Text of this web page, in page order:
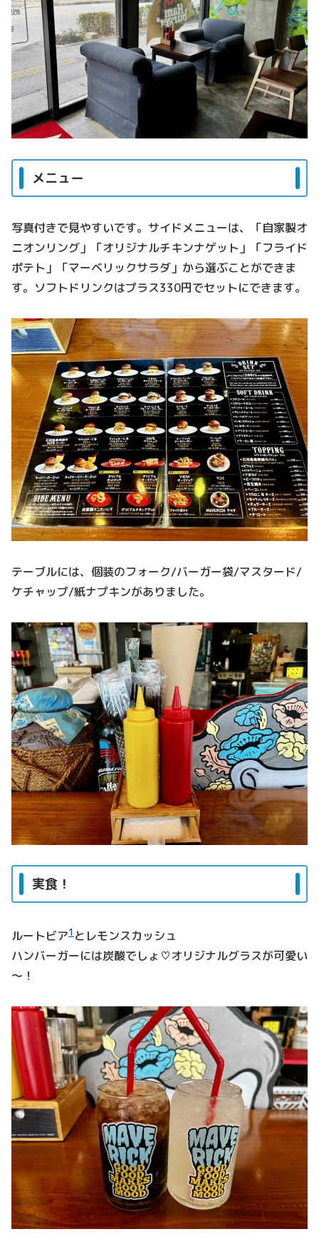
メニュー
写真付きで見やすいです。サイドメニューは、「自家製オ
ニオンリング」「オリジナルチキンナゲット」「フライド
ポテト」「マーベリックサラダ」から選ぶことができま
す。ソフトドリンクはプラス330円でセットにできます。
テーブルには、個装のフォーク/バーガー袋/マスタード/
ケチャップ/紙ナプキンがありました。
実食！
ルートビア1 とレモンスカッシュ
ハンバーガーには炭酸でしょ♡オリジナルグラスが可愛い
～！